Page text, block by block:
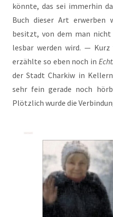
könn­te, das sei immer­hin
Buch die­ser Art erwer­ben
besitzt, von dem man
les­bar wer­den wird. —
erzähl­te so eben noch in
der Stadt Char­kiw in
sehr fein gera­de noch
Plötz­lich wur­de die